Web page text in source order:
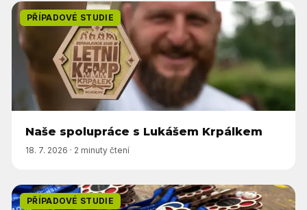
PŘÍPADOVÉ STUDIE
Naše spolupráce s Lukášem Krpálkem
18. 7. 2026 · 2 minuty čtení
PŘÍPADOVÉ STUDIE